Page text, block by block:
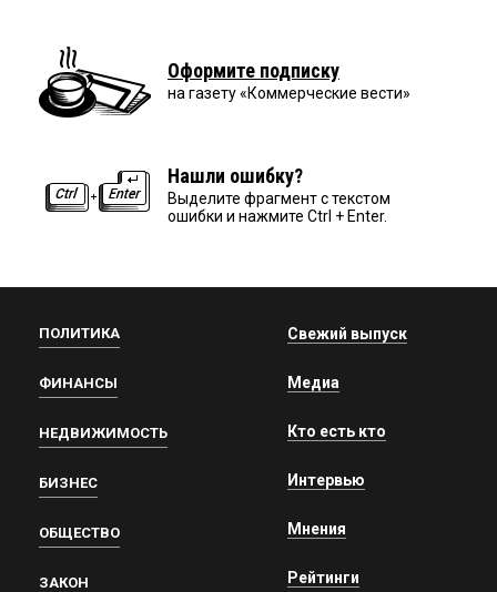
Оформите подписку
на газету «Коммерческие вести»
Нашли ошибку?
Выделите фрагмент с текстом
ошибки и нажмите Ctrl + Enter.
ПОЛИТИКА
ФИНАНСЫ
НЕДВИЖИМОСТЬ
БИЗНЕС
ОБЩЕСТВО
ЗАКОН
Свежий выпуск
Медиа
Кто есть кто
Интервью
Мнения
Рейтинги